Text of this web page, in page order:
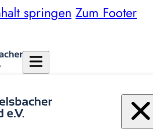
springen Zum Footer